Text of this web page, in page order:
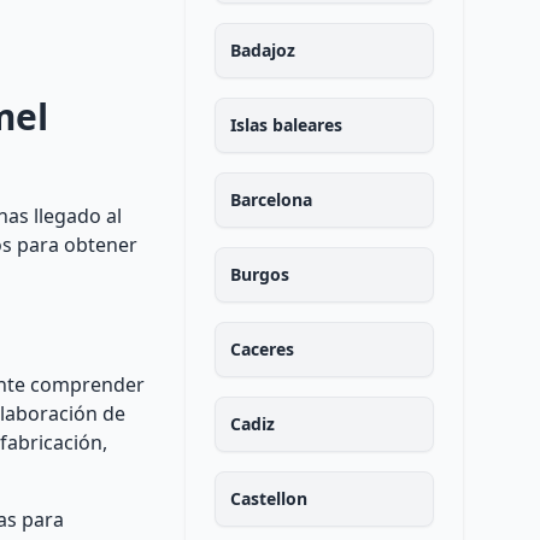
llegado al
para obtener
comprender
de
para
Badajoz
Islas baleares
Barcelona
Burgos
Caceres
Cadiz
Castellon